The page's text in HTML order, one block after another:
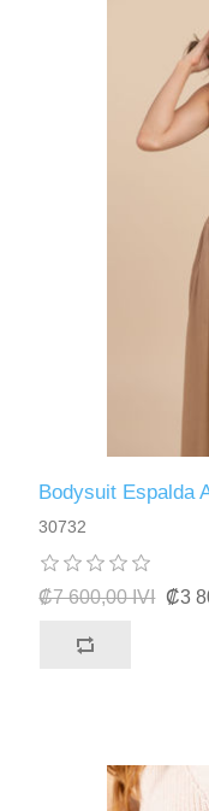
Bodysuit Espalda
30732
₡7 600,00 IVI ₡3